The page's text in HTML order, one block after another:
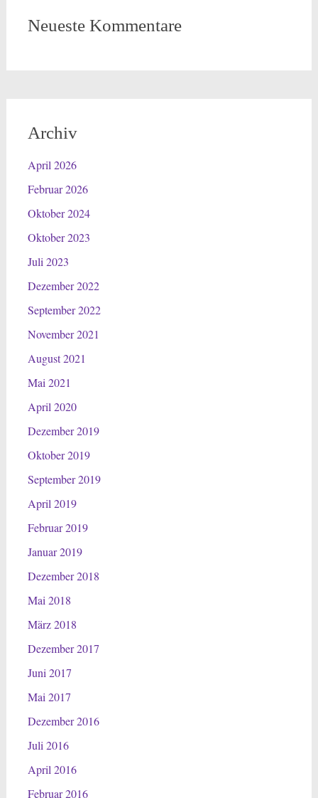
Neueste Kommentare
Archiv
April 2026
Februar 2026
Oktober 2024
Oktober 2023
Juli 2023
Dezember 2022
September 2022
November 2021
August 2021
Mai 2021
April 2020
Dezember 2019
Oktober 2019
September 2019
April 2019
Februar 2019
Januar 2019
Dezember 2018
Mai 2018
März 2018
Dezember 2017
Juni 2017
Mai 2017
Dezember 2016
Juli 2016
April 2016
Februar 2016